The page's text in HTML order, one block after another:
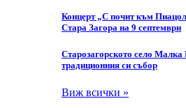
Концерт „С почит към
Стара Загора на 9 септември
Старозагорското село Малка
традиционния си събор
Виж всички »